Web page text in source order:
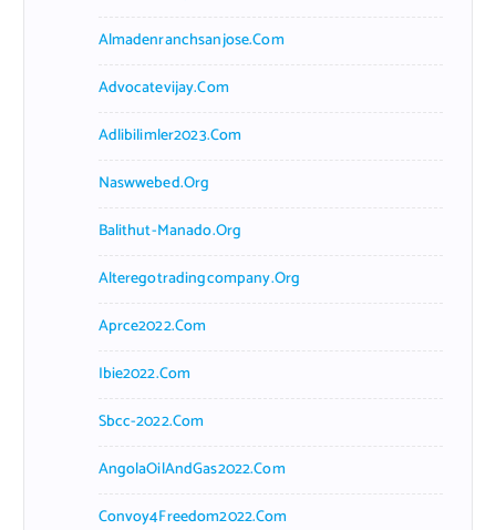
Almadenranchsanjose.com
Advocatevijay.com
Adlibilimler2023.com
Naswwebed.org
Balithut-Manado.org
Alteregotradingcompany.org
Aprce2022.com
Ibie2022.com
Sbcc-2022.com
AngolaOilAndGas2022.com
Convoy4Freedom2022.com